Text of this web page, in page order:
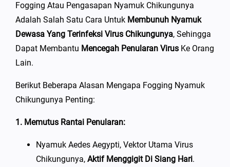
Fogging Atau Pengasapan Nyamuk Chikungunya
Adalah Salah Satu Cara Untuk Membunuh Nyamuk
Dewasa Yang Terinfeksi Virus Chikungunya, Sehingga
Dapat Membantu Mencegah Penularan Virus Ke Orang
Lain.
Berikut Beberapa Alasan Mengapa Fogging Nyamuk
Chikungunya Penting:
1. Memutus Rantai Penularan:
Nyamuk Aedes Aegypti, Vektor Utama Virus
Chikungunya, Aktif Menggigit Di Siang Hari.